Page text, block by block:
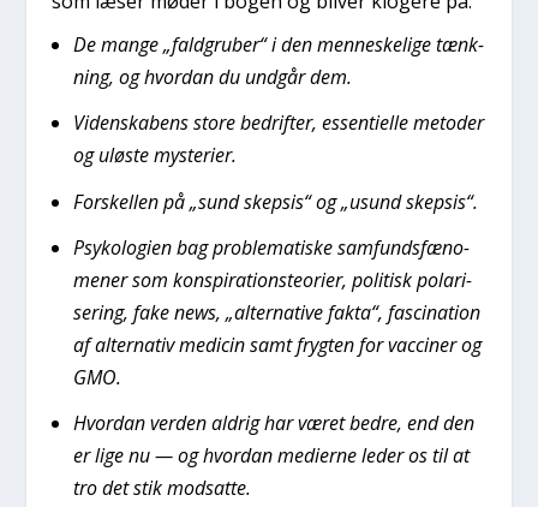
De man­ge „fald­gru­ber“ i den men­ne­ske­li­ge tænk­
ning, og hvor­dan du und­går dem.
Viden­ska­bens sto­re bedrif­ter, essen­ti­el­le meto­der
og ulø­ste myste­ri­er.
For­skel­len på „sund skep­sis“ og „usund skep­sis“.
Psy­ko­lo­gi­en bag pro­ble­ma­ti­ske sam­funds­fæ­no­
me­ner som kon­spira­tions­te­o­ri­er, poli­tisk pola­ri­
se­ring, fake news, „alter­na­ti­ve fak­ta“, fasci­na­tion
af alter­na­tiv medi­cin samt fryg­ten for vac­ci­ner og
GMO.
Hvor­dan ver­den aldrig har været bed­re, end den
er lige nu — og hvor­dan medi­er­ne leder os til at
tro det stik mod­sat­te.